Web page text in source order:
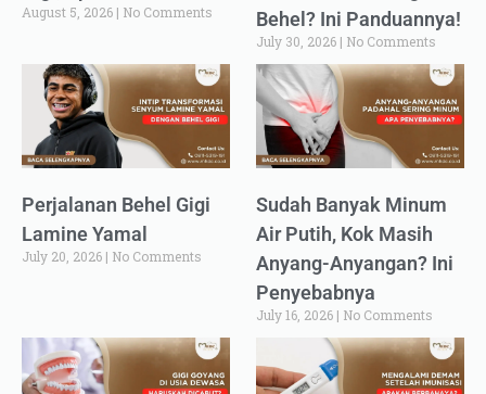
August 5, 2026 No Comments
Behel? Ini Panduannya!
July 30, 2026 No Comments
Perjalanan Behel Gigi
Lamine Yamal
July 20, 2026 No Comments
Sudah Banyak Minum
Air Putih, Kok Masih
Anyang-Anyangan? Ini
Penyebabnya
July 16, 2026 No Comments